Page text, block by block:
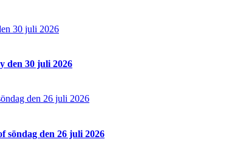
30 juli 2026
den 30 juli 2026
den 26 juli 2026
söndag den 26 juli 2026